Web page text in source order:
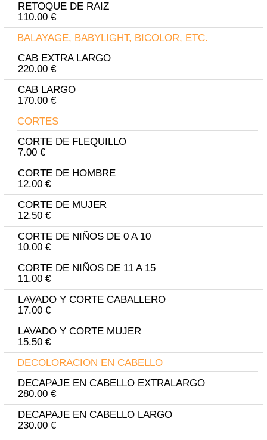
RETOQUE DE RAIZ
110.00 €
BALAYAGE, BABYLIGHT, BICOLOR, ETC.
CAB EXTRA LARGO
220.00 €
CAB LARGO
170.00 €
CORTES
CORTE DE FLEQUILLO
7.00 €
CORTE DE HOMBRE
12.00 €
CORTE DE MUJER
12.50 €
CORTE DE NIÑOS DE 0 A 10
10.00 €
CORTE DE NIÑOS DE 11 A 15
11.00 €
LAVADO Y CORTE CABALLERO
17.00 €
LAVADO Y CORTE MUJER
15.50 €
DECOLORACION EN CABELLO
DECAPAJE EN CABELLO EXTRALARGO
280.00 €
DECAPAJE EN CABELLO LARGO
230.00 €